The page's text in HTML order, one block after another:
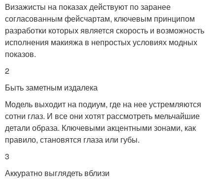
Визажисты на показах действуют по заранее
согласованным фейсчартам, ключевым принципом
разработки которых является скорость и возможность
исполнения макияжа в непростых условиях модных
показов.
2
Быть заметным издалека
Модель выходит на подиум, где на нее устремляются
сотни глаз. И все они хотят рассмотреть мельчайшие
детали образа. Ключевыми акцентными зонами, как
правило, становятся глаза или губы.
3
Аккуратно выглядеть вблизи